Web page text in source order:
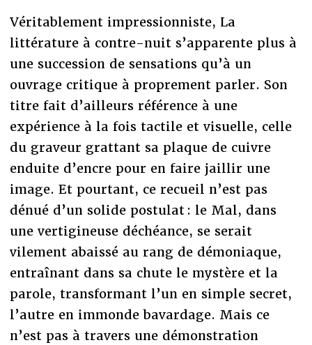
Véritablement impressionniste, La
littérature à contre-nuit s’apparente plus à
une succession de sensations qu’à un
ouvrage critique à proprement parler. Son
titre fait d’ailleurs référence à une
expérience à la fois tactile et visuelle, celle
du graveur grattant sa plaque de cuivre
enduite d’encre pour en faire jaillir une
image. Et pourtant, ce recueil n’est pas
dénué d’un solide postulat : le Mal, dans
une vertigineuse déchéance, se serait
vilement abaissé au rang de démoniaque,
entraînant dans sa chute le mystère et la
parole, transformant l’un en simple secret,
l’autre en immonde bavardage. Mais ce
n’est pas à travers une démonstration